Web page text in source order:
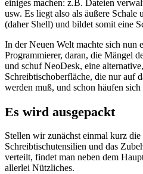
einiges machen: z.B. Dateien
usw. Es liegt also als äußere Schale
(daher Shell) und bildet somit eine
In der Neuen Welt machte sich nun
Programmierer, daran, die Mängel
und schuf NeoDesk, eine
Schreibtischoberfläche, die nur auf
werden muß, und schon häufen
Es wird ausgepackt
Stellen wir zunächst einmal kurz
Schreibtischutensilien und das
verteilt, findet man neben dem
allerlei Nützliches.